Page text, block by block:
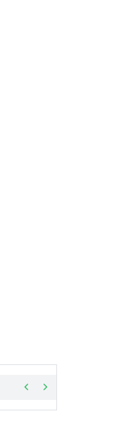
 